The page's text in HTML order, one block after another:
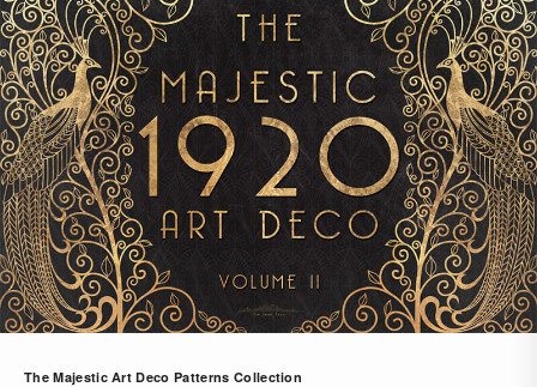
The Majestic Art Deco Patterns Collection